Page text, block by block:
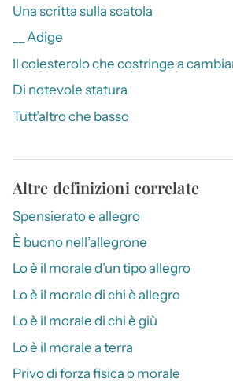
Una scritta sulla scatola
__ Adige
Il colesterolo che costringe a
Di notevole statura
Tutt’altro che basso
Altre definizioni correlate
Spensierato e allegro
È buono nell’allegrone
Lo è il morale d’un tipo allegro
Lo è il morale di chi è allegro
Lo è il morale di chi è giù
Lo è il morale a terra
Privo di forza fisica o morale